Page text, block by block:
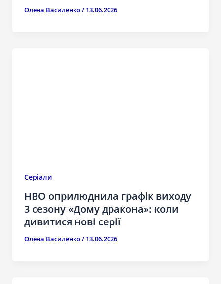
Олена Василенко/ 13.06.2026
Серіали
HBO оприлюднила графік виходу
3 сезону «Дому дракона»: коли
дивитися нові серії
Олена Василенко/ 13.06.2026